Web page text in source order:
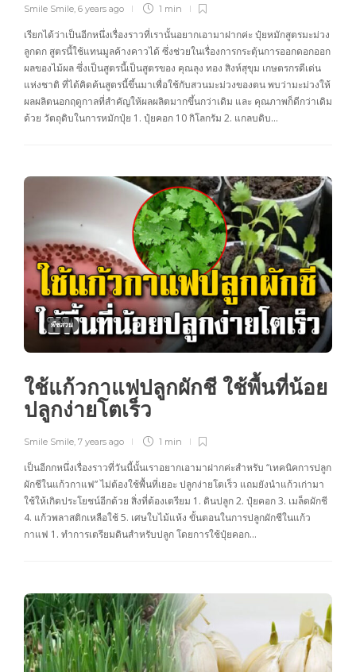
Smile Smile 6 years ago 1 min
เรียกได้ว่าเป็นอีกหนึ่งเรื่องราวที่เรานั้นอยากเอามาฝากค่ะ ปุ๋ยหมักสูตรมะม่วง
ลูกดก สูตรนี้ใช้แทนมูลค้างคาวได้ ซึ่งช่วยในเรื่องการกระตุ้นการออกดอกออก
ผลของไม้ผล ซึ่งเป็นสูตรนี้เป็นสูตรของ คุณลุง ทอง สิงห์สุขุม เกษตรกรดีเด่น
แห่งชาติ ที่ได้คิดค้นสูตรนี้ขึ้นมาเพื่อใช้กับสวนมะม่วงของตน พบว่ามะม่วงให้
ผลผลิตนอกฤดูกาลที่สำคัญให้ผลผลิตมากขึ้นกว่าเดิม และ คุณภาพก็ดีกว่าเดิม
ด้วย วัตถุดิบในการหมักปุ๋ย 1. ปุ๋ยคอก 10 กิโลกรัม 2. แกลบดิบ…
พืชสวน
ใช้แก้วกาแฟปลูกผักชี ใช้พื้นที่น้อย
ปลูกง่ายโตเร็ว
Smile Smile 7 years ago 1 min
เป็นอีกกหนึ่งเรื่องราวที่วันนี้นั้นเราอยากเอามาฝากค่ะสำหรับ “เทคนิคการปลูก
ผักชีในแก้วกาแฟ” ไม่ต้องใช้พื้นที่เยอะ ปลูกง่ายโตเร็ว แถมยังนำแก้วเก่ามา
ใช้ให้เกิดประโยชน์อีกด้วย สิ่งที่ต้องเตรียม 1. ดินปลูก 2. ปุ๋ยคอก 3. เมล็ดผักชี
4. แก้วพลาสติกเหลือใช้ 5. เศษใบไม้แห้ง ขั้นตอนในการปลูกผักชีในแก้ว
กาแฟ 1. ทำการเตรียมดินสำหรับปลูก โดยการใช้ปุ๋ยคอก…